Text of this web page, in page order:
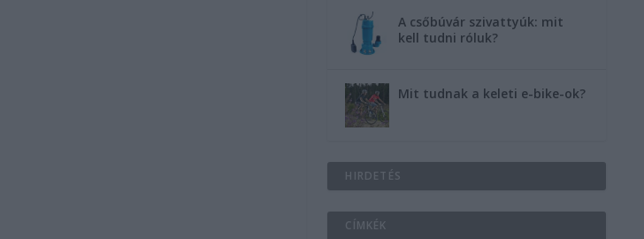
A csőbúvár szivattyúk: mit
kell tudni róluk?
Mit tudnak a keleti e-bike-ok?
HIRDETÉS
CÍMKÉK